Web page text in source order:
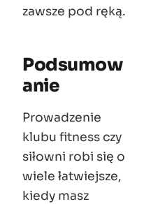
zawsze pod ręką.
Podsumow
anie
Prowadzenie
klubu fitness czy
siłowni robi się o
wiele łatwiejsze,
kiedy masz